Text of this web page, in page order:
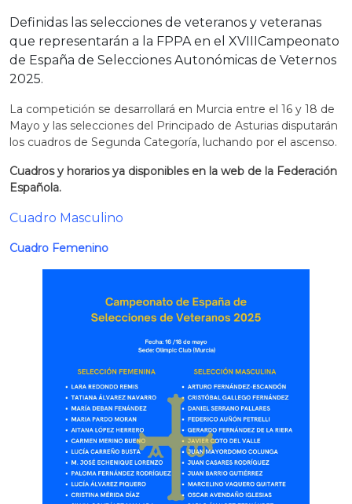
Definidas las selecciones de veteranos y veteranas
que representarán a la FPPA en el XVIIICampeonato
de España de Selecciones Autonómicas de Veternos
2025.
La competición se desarrollará en Murcia entre el 16 y 18 de
Mayo y las selecciones del Principado de Asturias disputarán
los cuadros de Segunda Categoría, luchando por el ascenso.
Cuadros y horarios ya disponiblesen la web de la Federación
Española.
Cuadro Masculino
Cuadro Femenino